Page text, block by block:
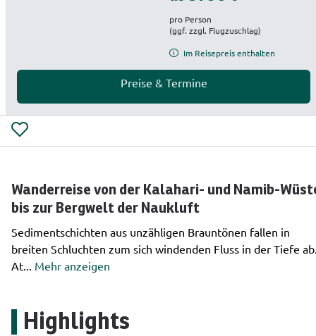
(ggf. zzgl. Flugzuschlag)
Im Reisepreis enthalten
Preise & Termine
Wanderreise von der Kalahari- und Namib-
bis zur Bergwelt der Naukluft
Sedimentschichten aus unzähligen Brauntönen fallen in
breiten Schluchten zum sich windenden Fluss in der Tiefe
At... Mehr anzeigen
Highlights